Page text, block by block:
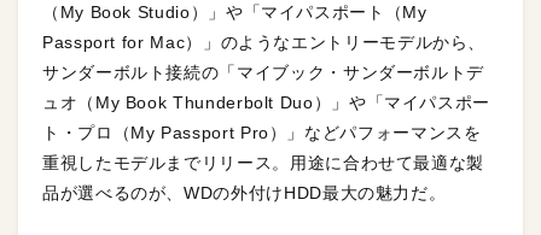
（My Book Studio）」や「マイパスポート（My
Passport for Mac）」のようなエントリーモデルから、
サンダーボルト接続の「マイブック・サンダーボルトデ
ュオ（My Book Thunderbolt Duo）」や「マイパスポー
ト・プロ（My Passport Pro）」などパフォーマンスを
重視したモデルまでリリース。用途に合わせて最適な製
品が選べるのが、WDの外付けHDD最大の魅力だ。